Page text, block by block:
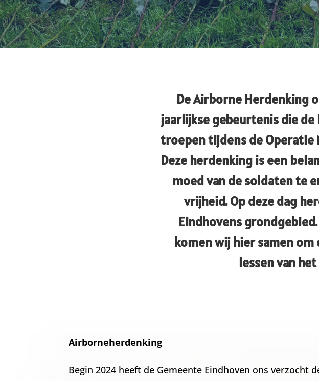
De Airborne Herdenking
jaarlijkse gebeurtenis die
troepen tijdens de Operatie
Deze herdenking is een
moed van de soldaten te
vrijheid. Op deze dag
Eindhovens
komen wij hier samen
lessen van
Airborneherdenking
Begin 2024 heeft de Gemeente Eindhoven ons verzocht